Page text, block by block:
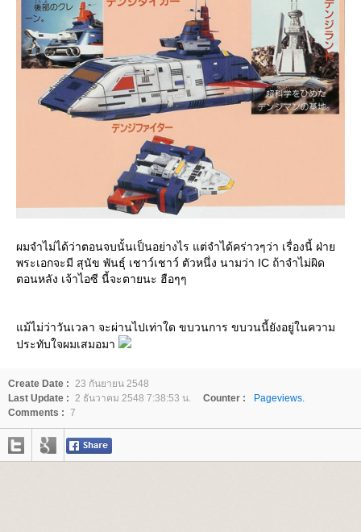
ผมจำไม่ได้ว่าตอนจบนั้นเป็นอย่างไร แต่จำได้คร่าวๆว่า เรื่องนี้ ฝ่า
พระเอกจะมี สุนัข พันธุ์ เชาว์เชาว์ ตัวหนึ่ง นามว่า IC ถ้าจำไม่ผิด
ตอนหลัง เจ้าไอซี นี้จะตายนะ ฮือๆๆ
ม้ไม่ว่าวันเวลา จะผ่านไปเท่าใด ขบวนการ ขบวนนี้ยังอยู่ในความ
ประทับใจผมเสมอมา
Create Date : 23 กันยายน 2548
Last Update : 2 ธันวาคม 2548 7:38:53 น. Counter :
Pageviews.
Comments : 7